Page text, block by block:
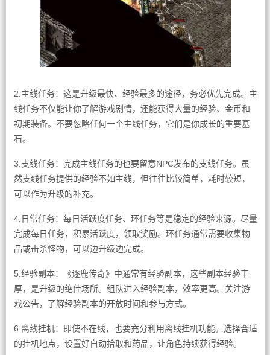
2.主线任务：这是升级最快、经验最多的途径，务必优先完成。主
线任务不仅能让你了解游戏剧情，还能获得大量的经验、金币和
初期装备。不要忽略任何一个主线任务，它们是你成长的重要基
石。
3.支线任务：完成主线任务的也要留意NPC发布的支线任务。虽
然支线任务提供的经验不如主线，但往往比较简单，耗时较短，
可以作为升级的补充。
4.日常任务：每日活跃度任务、环任务等是稳定的经验来源。尽量
完成每日任务，积累活跃度，领取奖励。环任务通常需要收集物
品或击杀怪物，可以边升级边完成。
5.经验副本：《逐鹿传奇》中通常有经验副本，这些副本经验丰
厚，是升级的绝佳场所。组队进入经验副本，效率更高。关注游
戏公告，了解经验副本的开放时间和参与方式。
6.离线挂机：即使不在线，也要充分利用离线挂机功能。选择合适
的挂机地点，设置好自动拾取和药品，让角色持续获得经验。